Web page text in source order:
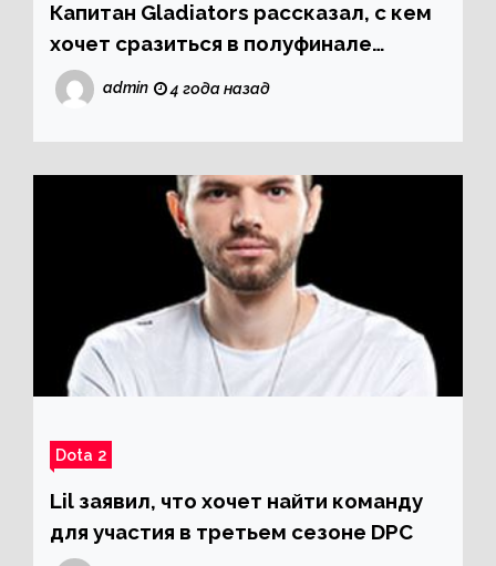
Капитан Gladiators рассказал, с кем
хочет сразиться в полуфинале
нижней сетки ESL One Stockholm
Dota Major 2022
admin 4 года назад
Dota 2
Lil заявил, что хочет найти команду
для участия в третьем сезоне DPC